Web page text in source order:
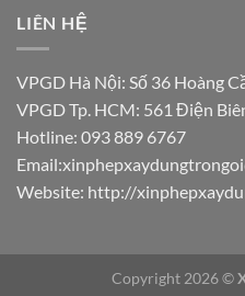
LIÊN HỆ
VPGD Hà Nội: Số 36 Hoàng
VPGD Tp. HCM: 561 Điện
Hotline: 093 889 6767
Website: http://
Copyright 2026 ©